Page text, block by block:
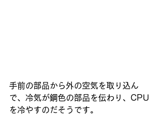
手前の部品から外の空気を取り込ん
で、冷気が鋼色の部品を伝わり、CPU
を冷やすのだそうです。